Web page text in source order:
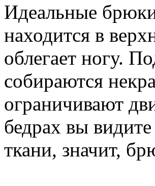
Идеальные
находится в
облегает ногу.
собираются
ограничивают
бедрах вы
ткани, значит,